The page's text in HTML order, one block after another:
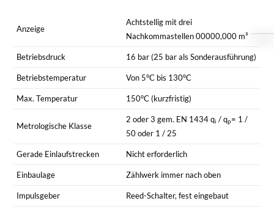
Anzeige
Achtstellig mit drei
Nachkommastellen 00000,000 m³
Betriebsdruck 16 bar (25 bar als Sonderausführung)
Betriebstemperatur Von 5°C bis 130°C
Max. Temperatur 150°C (kurzfristig)
Metrologische Klasse
2 oder 3 gem. EN 1434 qi / qp= 1 /
50 oder 1 / 25
Gerade Einlaufstrecken Nicht erforderlich
Einbaulage Zählwerk immer nach oben
Impulsgeber Reed-Schalter, fest eingebaut